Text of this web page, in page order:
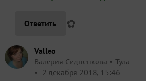
Ответить ✿
Valleo
Валерия Сидненкова
Тула
2 декабря 2018, 15:46